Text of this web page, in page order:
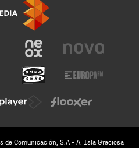
de Comunicación, S.A - A. Isla Graciosa